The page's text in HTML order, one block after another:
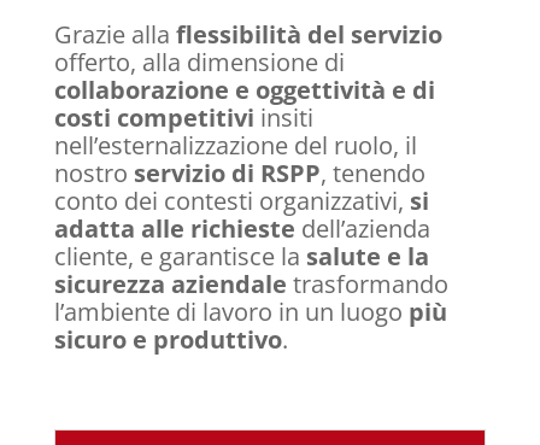
Grazie alla flessibilità del servizio
offerto, alla dimensione di
collaborazione e oggettività e di
costi competitivi insiti
nell’esternalizzazione del ruolo, il
nostro servizio di RSPP, tenendo
conto dei contesti organizzativi, si
adatta alle richieste dell’azienda
cliente, e garantisce la salute e la
sicurezza aziendale trasformando
l’ambiente di lavoro in un luogo più
sicuro e produttivo.